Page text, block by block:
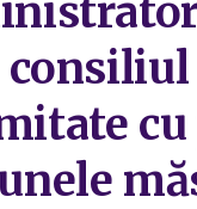
cu